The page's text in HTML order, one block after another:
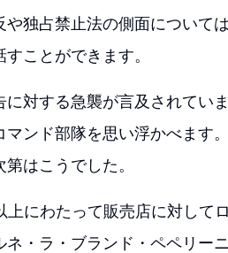
独占禁止法の側面について
ことができます。
対する急襲が言及されてい
ンド部隊を思い浮かべます
はこうでした。
上にわたって販売店に対して
・ラ・ブランド・ペペリー